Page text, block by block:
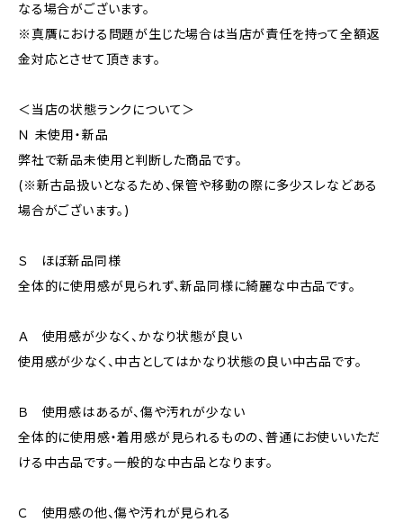
なる場合がございます。
※真贋における問題が生じた場合は当店が責任を持って全額返
金対応とさせて頂きます。
＜当店の状態ランクについて＞
Ｎ 未使用・新品
弊社で新品未使用と判断した商品です。
(※新古品扱いとなるため、保管や移動の際に多少スレなどある
場合がございます。)
Ｓ ほぼ新品同様
全体的に使用感が見られず、新品同様に綺麗な中古品です。
Ａ 使用感が少なく、かなり状態が良い
使用感が少なく、中古としてはかなり状態の良い中古品です。
Ｂ 使用感はあるが、傷や汚れが少ない
全体的に使用感・着用感が見られるものの、普通にお使いいただ
ける中古品です。一般的な中古品となります。
Ｃ 使用感の他、傷や汚れが見られる